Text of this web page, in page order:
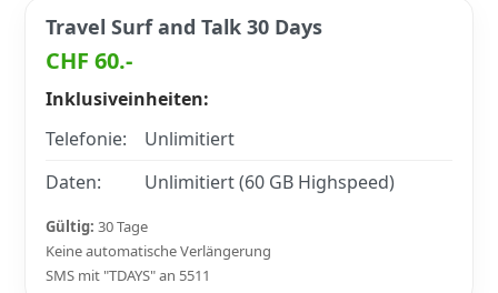
Travel Surf and Talk 30 Days
CHF 60.-
Inklusiveinheiten:
Telefonie:
Unlimitiert
Daten:
Unlimitiert (60 GB Highspeed)
Gültig: 30 Tage
Keine automatische Verlängerung
SMS mit "TDAYS" an 5511